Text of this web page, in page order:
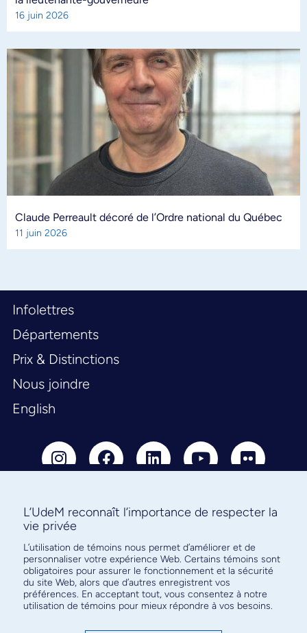
16 juin 2026
Claude Perreault décoré de l’Ordre national du Québec
11 juin 2026
Infolettres
Départements
Prix & Distinctions
Nous joindre
English
Abonnez-vous à notre infolettre
pour connaître l’actualité facultaire
L’UdeM reconnaît l’importance de respecter la
vie privée
L’utilisation de témoins nous permet d’améliorer et de
personnaliser votre expérience Web. Certains témoins sont
obligatoires pour assurer le fonctionnement et la sécurité
du site Web, alors que d’autres enregistrent vos
préférences. En acceptant tout, vous consentez à notre
utilisation de témoins pour mieux répondre à vos besoins.